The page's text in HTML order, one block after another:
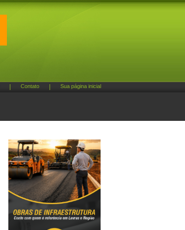
Contato Sua página inicial